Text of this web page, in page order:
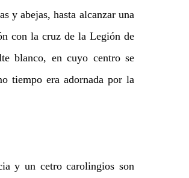
con la cruz de la Legión de
blanco, en cuyo centro se
tiempo era adornada por la
y un cetro carolingios son